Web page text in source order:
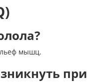
мышц.
при